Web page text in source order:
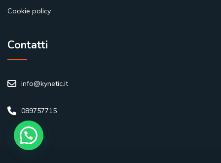
Cookie policy
Contatti
info@kynetic.it
089757715